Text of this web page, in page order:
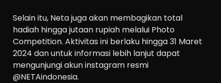
Selain itu, Neta juga akan membagikan total
hadiah hingga jutaan rupiah melalui Photo
Competition. Aktivitas ini berlaku hingga 31 Maret
2024 dan untuk informasi lebih lanjut dapat
mengunjungi akun instagram resmi
@NETAindonesia.